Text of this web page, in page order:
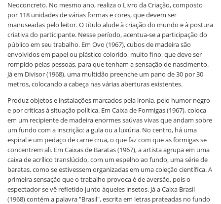
Neoconcreto. No mesmo ano, realiza o Livro da Criação, composto
por 118 unidades de várias formas e cores, que devem ser
manuseadas pelo leitor. O título alude à criação do mundo e à postura
criativa do participante. Nesse período, acentua-se a participação do
público em seu trabalho. Em Ovo (1967), cubos de madeira são
envolvidos em papel ou plástico colorido, muito fino, que deve ser
rompido pelas pessoas, para que tenham a sensação de nascimento.
Já em Divisor (1968), uma multidão preenche um pano de 30 por 30
metros, colocando a cabeça nas várias aberturas existentes.
Produz objetos e instalações marcados pela ironia, pelo humor negro
e por críticas à situação política. Em Caixa de Formigas (1967), coloca
em um recipiente de madeira enormes saúvas vivas que andam sobre
um fundo com a inscrição: a gula ou a luxúria. No centro, há uma
espiral e um pedaço de carne crua, o que faz com que as formigas se
concentrem ali. Em Caixas de Baratas (1967), a artista agrupa em uma
caixa de acrílico translúcido, com um espelho ao fundo, uma série de
baratas, como se estivessem organizadas em uma coleção científica. A
primeira sensação que o trabalho provoca é de aversão, pois o
espectador se vê refletido junto àqueles insetos. Já a Caixa Brasil
(1968) contém a palavra "Brasil", escrita em letras prateadas no fundo